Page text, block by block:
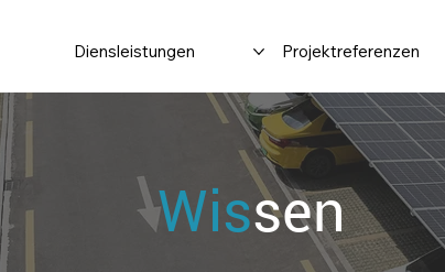
Diensleistungen Projektreferenzen
Wissen